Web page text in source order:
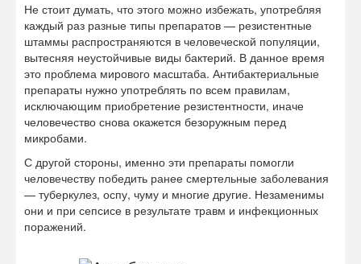
Не стоит думать, что этого можно избежать, употребляя
каждый раз разные типы препаратов — резистентные
штаммы распространяются в человеческой популяции,
вытесняя неустойчивые виды бактерий. В данное время
это проблема мирового масштаба. Антибактериальные
препараты нужно употреблять по всем правилам,
исключающим приобретение резистентности, иначе
человечество снова окажется безоружным перед
микробами.
С другой стороны, именно эти препараты помогли
человечеству победить ранее смертельные заболевания
— туберкулез, оспу, чуму и многие другие. Незаменимы
они и при сепсисе в результате травм и инфекционных
поражений.